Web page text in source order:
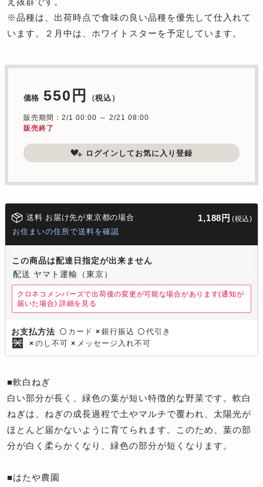
※品種は、出荷時点で食味の良い品種を優先して仕入れて
います。２月中は、ホワイトスターを予定しています。
価格 550円 （税込）
販売期間：2/1 00:00 ～ 2/21 08:00
販売終了
ログインしてお気に入り登録
送料 お届け先が東京都の場合 1,188円 (税込)
お住まいの住所で送料を確認
この商品は配達日指定が出来ません
配送 ヤマト運輸（東京）
クロネコメンバーズで出荷後の変更が可能な場合があります(通知が
届いた場合) 詳細を見る
お支払方法 〇 カード × 銀行振込 〇 代引き
× のし不可 × メッセージ入れ不可
■軟白ねぎ
白い部分が長く、緑色の葉が短い特徴的な野菜です。軟白
ねぎは、ねぎの成長過程で土やマルチで覆われ、太陽光が
ほとんど届かないように育てられます。このため、葉の部
分が白く柔らかくなり、緑色の部分が短くなります。
■はたや農園